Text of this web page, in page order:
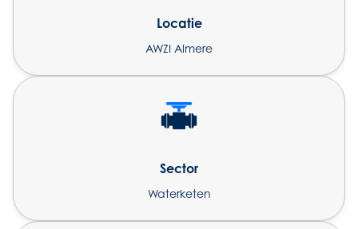
Locatie
AWZI Almere
Sector
Waterketen